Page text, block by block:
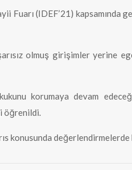
Fuarı (IDEF’21) kapsamında
olmuş girişimler yerine
korumaya devam
öğrenildi.
konusunda